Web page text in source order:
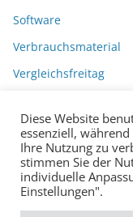
Software
Verbrauchsmaterial
Vergleichsfreitag
Diese Website
essenziell,
Ihre Nutzung zu
stimmen Sie der
individuelle
Einstellungen".